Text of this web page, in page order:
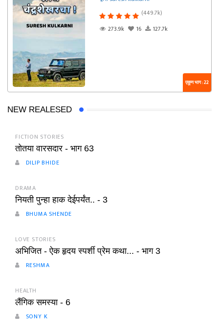
(449.7k)
273.9k
16 127.7k
एकूण भाग : 22
NEW REALESED
FICTION STORIES
तोतया वारसदार - भाग 63
DILIP BHIDE
DRAMA
नियती पुन्हा हाक देईपर्यंत.. - 3
BHUMA SHENDE
LOVE STORIES
अभिजित - ऐक हृदय स्पर्शी प्रेम कथा... - भाग 3
RESHMA
HEALTH
लैंगिक समस्या - 6
SONY K